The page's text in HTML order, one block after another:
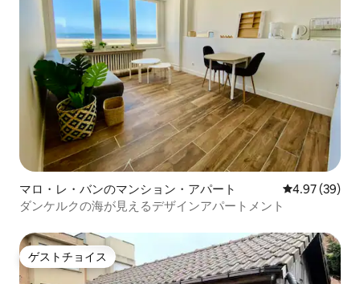
マロ・レ・バンのマンション・アパート レビュー39
4.97 (39)
ダンケルクの海が見えるデザインアパートメント
ゲストチョイス
ゲストチョイス